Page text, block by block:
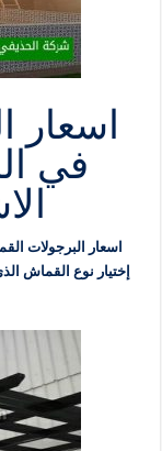
اسعار
في
اسعار البرجولات
إختيار نوع القماش